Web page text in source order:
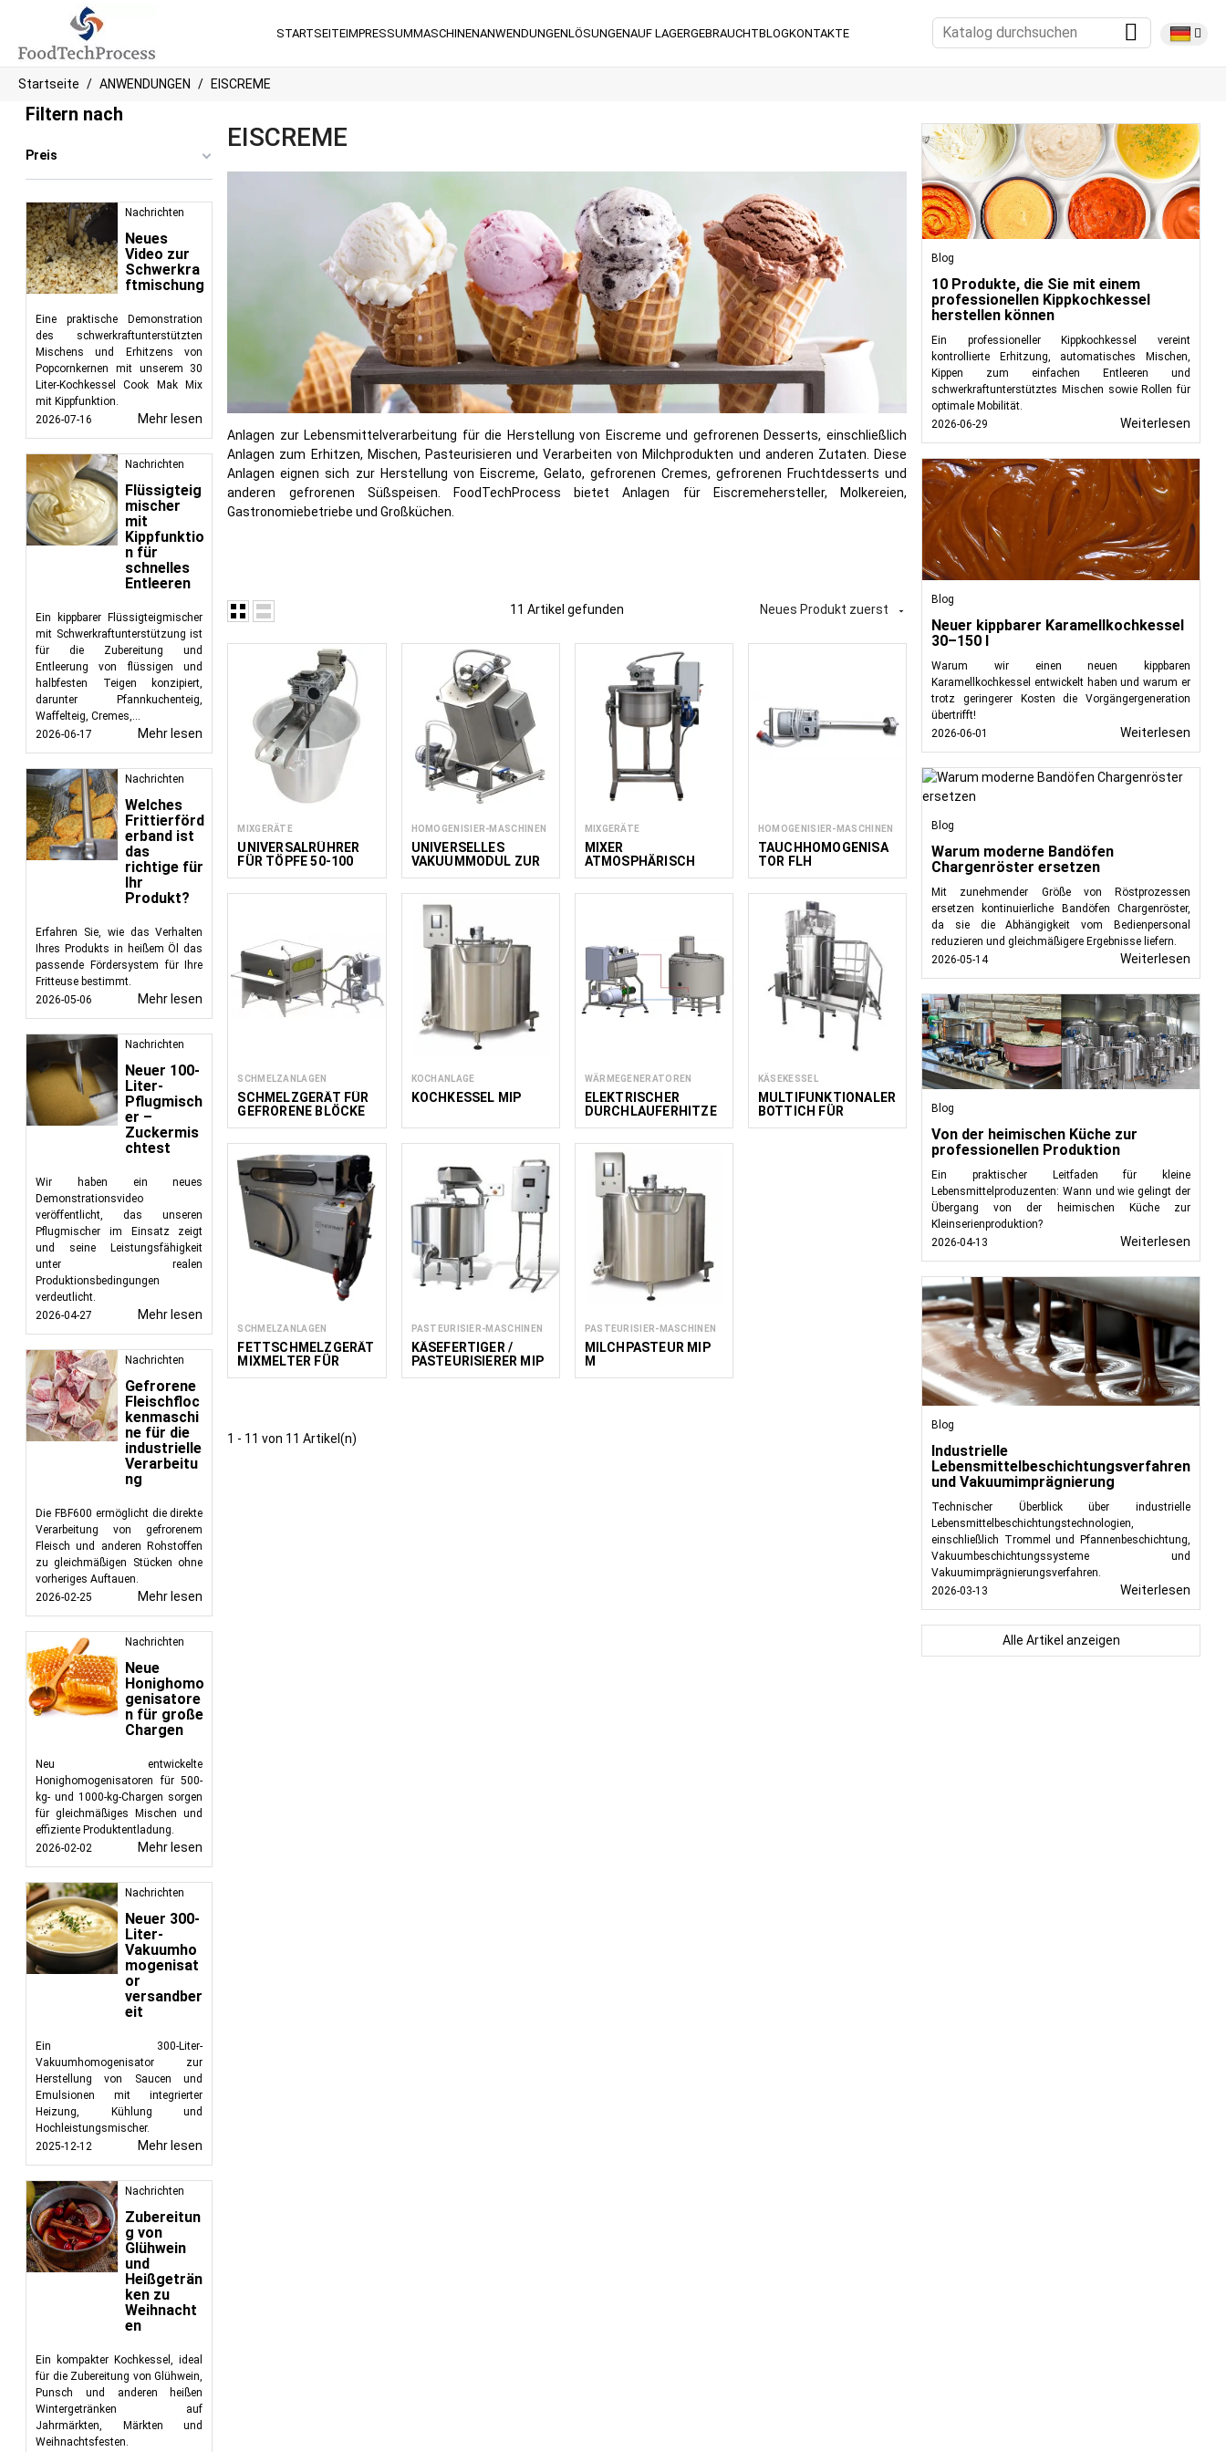
STARTSEITEIMPRESSUMMASCHINENANWENDUNGENLÖSUNGENAUF LAGERGEBRAUCHTBLOGKONTAKTE
Startseite ANWENDUNGEN EISCREME
Filtern nach
Preis
Nachrichten
Neues
Video zur
Schwerkra
ftmischung
Eine praktische Demonstration
des schwerkraftunterstützten
Mischens und Erhitzens von
Popcornkernen mit unserem 30
Liter-Kochkessel Cook Mak Mix
mit Kippfunktion.
2026-07-16
Mehr lesen
Nachrichten
Flüssigteig
mischer
mit
Kippfunktio
n für
schnelles
Entleeren
Ein kippbarer Flüssigteigmischer
mit Schwerkraftunterstützung ist
für die Zubereitung und
Entleerung von flüssigen und
halbfesten Teigen konzipiert,
darunter Pfannkuchenteig,
Waffelteig, Cremes,...
2026-06-17
Mehr lesen
Nachrichten
Welches
Frittierförd
erband ist
das
richtige für
Ihr
Produkt?
Erfahren Sie, wie das Verhalten
Ihres Produkts in heißem Öl das
passende Fördersystem für Ihre
Fritteuse bestimmt.
2026-05-06
Mehr lesen
Nachrichten
Neuer 100-
Liter-
Pflugmisch
er –
Zuckermis
chtest
Wir haben ein neues
Demonstrationsvideo
veröffentlicht, das unseren
Pflugmischer im Einsatz zeigt
und seine Leistungsfähigkeit
unter realen
Produktionsbedingungen
verdeutlicht.
2026-04-27
Mehr lesen
Nachrichten
Gefrorene
Fleischfloc
kenmaschi
ne für die
industrielle
Verarbeitu
ng
Die FBF600 ermöglicht die direkte
Verarbeitung von gefrorenem
Fleisch und anderen Rohstoffen
zu gleichmäßigen Stücken ohne
vorheriges Auftauen.
2026-02-25
Mehr lesen
Nachrichten
Neue
Honighomo
genisatore
n für große
Chargen
Neu entwickelte
Honighomogenisatoren für 500-
kg- und 1000-kg-Chargen sorgen
für gleichmäßiges Mischen und
effiziente Produktentladung.
2026-02-02
Mehr lesen
Nachrichten
Neuer 300-
Liter-
Vakuumho
mogenisat
or
versandber
eit
Ein 300-Liter-
Vakuumhomogenisator zur
Herstellung von Saucen und
Emulsionen mit integrierter
Heizung, Kühlung und
Hochleistungsmischer.
2025-12-12
Mehr lesen
Nachrichten
Zubereitun
g von
Glühwein
und
Heißgeträn
ken zu
Weihnacht
en
Ein kompakter Kochkessel, ideal
für die Zubereitung von Glühwein,
Punsch und anderen heißen
Wintergetränken auf
Jahrmärkten, Märkten und
Weihnachtsfesten.
EISCREME
Anlagen zur Lebensmittelverarbeitung für die Herstellung von Eiscreme und gefrorenen Desserts, einschließlich
Anlagen zum Erhitzen, Mischen, Pasteurisieren und Verarbeiten von Milchprodukten und anderen Zutaten. Diese
Anlagen eignen sich zur Herstellung von Eiscreme, Gelato, gefrorenen Cremes, gefrorenen Fruchtdesserts und
anderen gefrorenen Süßspeisen. FoodTechProcess bietet Anlagen für Eiscremehersteller, Molkereien,
Gastronomiebetriebe und Großküchen.
11 Artikel gefunden Neues Produkt zuerst 
MIXGERÄTE
UNIVERSALRÜHRER
FÜR TÖPFE 50-100
LITER
HOMOGENISIER-MASCHINEN
UNIVERSELLES
VAKUUMMODUL ZUR
HERSTELLUNG VON
EN AUF MILCHBASIS
100
MIXGERÄTE
MIXER
ATMOSPHÄRISCH
MIXEMA MIXER 50
HOMOGENISIER-MASCHINEN
TAUCHHOMOGENISA
TOR FLH
SCHMELZANLAGEN
SCHMELZGERÄT FÜR
GEFRORENE BLÖCKE
FASTMELTER
KOCHANLAGE
KOCHKESSEL MIP
WÄRMEGENERATOREN
ELEKTRISCHER
DURCHLAUFERHITZE
R MIP
KÄSEKESSEL
MULTIFUNKTIONALER
BOTTICH FÜR
MOLKEREIEN DUE
SCHMELZANLAGEN
FETTSCHMELZGERÄT
MIXMELTER FÜR
BUTTER / MARGARINE
PASTEURISIER-MASCHINEN
KÄSEFERTIGER /
PASTEURISIERER MIP
CH
PASTEURISIER-MASCHINEN
MILCHPASTEUR MIP
M
1 - 11 von 11 Artikel(n)
Blog
10 Produkte, die Sie mit einem
professionellen Kippkochkessel
herstellen können
Ein professioneller Kippkochkessel vereint
kontrollierte Erhitzung, automatisches Mischen,
Kippen zum einfachen Entleeren und
schwerkraftunterstütztes Mischen sowie Rollen für
optimale Mobilität.
2026-06-29
Weiterlesen
Blog
Neuer kippbarer Karamellkochkessel
30–150 l
Warum wir einen neuen kippbaren
Karamellkochkessel entwickelt haben und warum er
trotz geringerer Kosten die Vorgängergeneration
übertrifft!
2026-06-01
Weiterlesen
Blog
Warum moderne Bandöfen
Chargenröster ersetzen
Mit zunehmender Größe von Röstprozessen
ersetzen kontinuierliche Bandöfen Chargenröster,
da sie die Abhängigkeit vom Bedienpersonal
reduzieren und gleichmäßigere Ergebnisse liefern.
2026-05-14
Weiterlesen
Blog
Von der heimischen Küche zur
professionellen Produktion
Ein praktischer Leitfaden für kleine
Lebensmittelproduzenten: Wann und wie gelingt der
Übergang von der heimischen Küche zur
Kleinserienproduktion?
2026-04-13
Weiterlesen
Blog
Industrielle
Lebensmittelbeschichtungsverfahren
und Vakuumimprägnierung
Technischer Überblick über industrielle
Lebensmittelbeschichtungstechnologien,
einschließlich Trommel und Pfannenbeschichtung,
Vakuumbeschichtungssysteme und
Vakuumimprägnierungsverfahren.
2026-03-13
Weiterlesen
Alle Artikel anzeigen